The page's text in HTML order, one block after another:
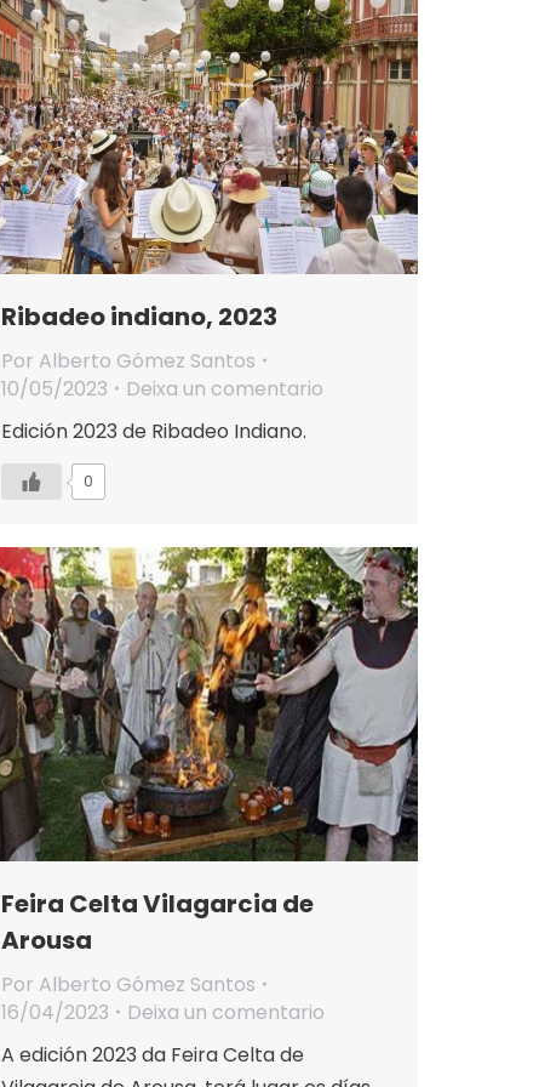
Ribadeo indiano, 2023
Por Alberto Gómez Santos
10/05/2023
Deixa un comentario
Edición 2023 de Ribadeo Indiano.
0
Feira Celta Vilagarcia de
Arousa
Por Alberto Gómez Santos
16/04/2023
Deixa un comentario
A edición 2023 da Feira Celta de